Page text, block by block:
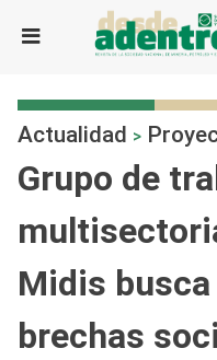
Actualidad >
Grupo de
Midis
brechas